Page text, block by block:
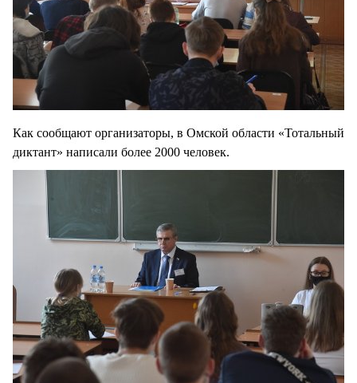
Как сообщают организаторы, в Омской области «Тотальный
диктант» написали более 2000 человек.